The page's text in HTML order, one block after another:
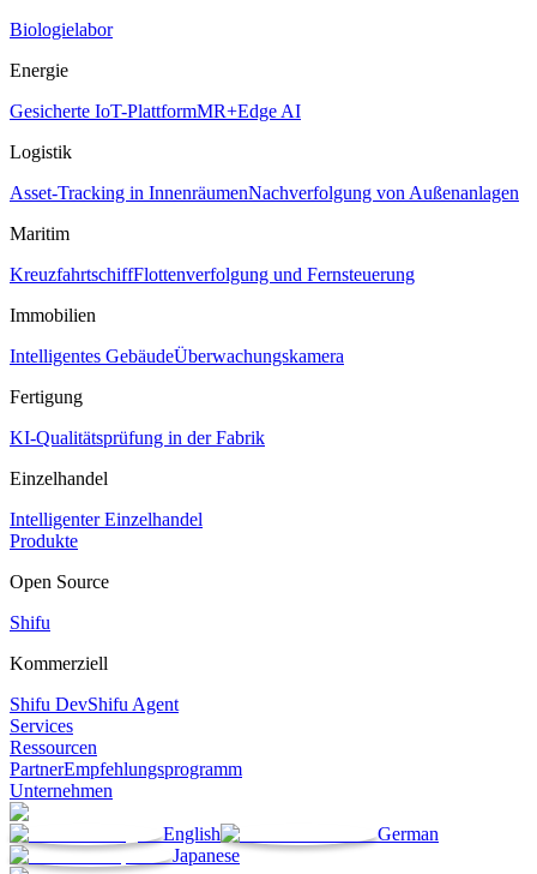
Biologielabor
Energie
Gesicherte IoT-PlattformMR+Edge AI
Logistik
Asset-Tracking in InnenräumenNachverfolgung von Außenanlagen
Maritim
KreuzfahrtschiffFlottenverfolgung und Fernsteuerung
Immobilien
Intelligentes GebäudeÜberwachungskamera
Fertigung
KI-Qualitätsprüfung in der Fabrik
Einzelhandel
Intelligenter Einzelhandel
Produkte
Open Source
Shifu
Kommerziell
Shifu DevShifu Agent
Services
Ressourcen
PartnerEmpfehlungsprogramm
Unternehmen
English
German
Japanese